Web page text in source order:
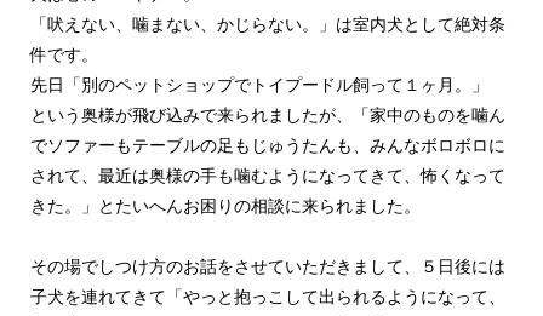
「吠えない、噛まない、かじらない。」は室内犬として絶対条
件です。
先日「別のペットショップでトイプードル飼って１ヶ月。」
という奥様が飛び込みで来られましたが、「家中のものを噛ん
でソファーもテーブルの足もじゅうたんも、みんなボロボロに
されて、最近は奥様の手も噛むようになってきて、怖くなって
きた。」とたいへんお困りの相談に来られました。
その場でしつけ方のお話をさせていただきまして、５日後には
子犬を連れてきて「やっと抱っこして出られるようになって、